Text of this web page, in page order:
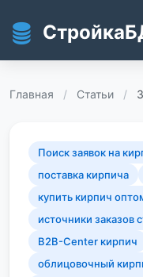
Главная / Статьи /
Поиск заявок на
поставка кирпича
купить кирпич
источники заказов
B2B-Center кирпич
облицовочный